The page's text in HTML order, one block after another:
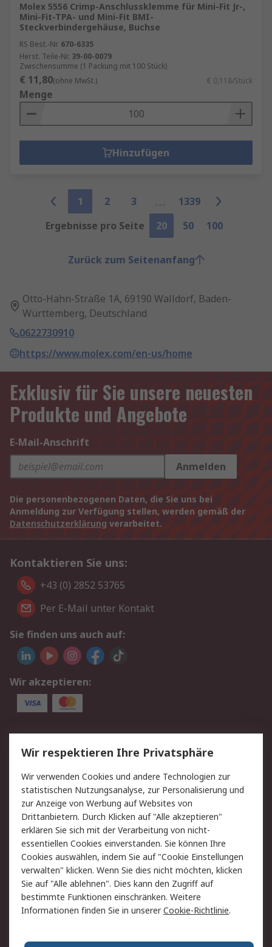
Molex 5556 Crimp-Anschlussklemme für Mini-Fit Jr-,
Mini-Fit-TPA- und Mini-Fit BMI-
Steckverbindergehäuse, Buchse
RS Best.-Nr. 670-6335
Herst. Teile-Nr. 39-00-0079
Zwischensumme (1 Packung mit 100 Stück)
€ 11,80(ohne MwSt.) € 0,118/Stück
Menge
Hinzufügen
1 2 3
1339
Ergebnisse pro Seite
20 50 100
Zurück zum Seitenanfang
Otto-Hahn-Straße 1A, 69190 Walldorf, Baden-
Württemberg, Deutschland
0622730910
https://www.molex.com/en-us/home
Exklusiv für Sie unsere neuesten
Produkte und Angebote
E-Mail-Anschrift
Anmelden
Die personenbezogenen Daten, die Sie uns bei
Anmeldung zur Verfügung stellen, werden gemäß der
Datenschutzerklärung verarbeitet.
Kontaktieren Sie uns:
+43 (0) 2852 53765
Per E-Mail unter Kontakt
Sie finden uns auch auf:
Wir akzeptieren:
Service
Value Added Services
Lieferlösungen
Rücksendung/Entsorgung Kontakt
Hilfe
Rechtliches
RS Verkaufs- und
Lieferbedingungen
Datenschutz
Cookie-Richtlinie
Zahlungsbedingungen
Impressum
Webseite Konditionen
Wir respektieren Ihre Privatsphäre
Wir verwenden Cookies und andere Technologien zur
statistischen Nutzungsanalyse, zur Personalisierung und
zur Anzeige von Werbung auf Websites von
Drittanbietern. Durch Klicken auf "Alle akzeptieren"
erklären Sie sich mit der Verarbeitung von nicht-
essentiellen Cookies einverstanden. Sie können Ihre
Cookies auswählen, indem Sie auf "Cookie Einstellungen
verwalten" klicken. Wenn Sie dies nicht möchten, klicken
Sie auf "Alle ablehnen". Dies kann den Zugriff auf
bestimmte Funktionen einschränken. Weitere
Informationen finden Sie in unsererCookie-Richtlinie.